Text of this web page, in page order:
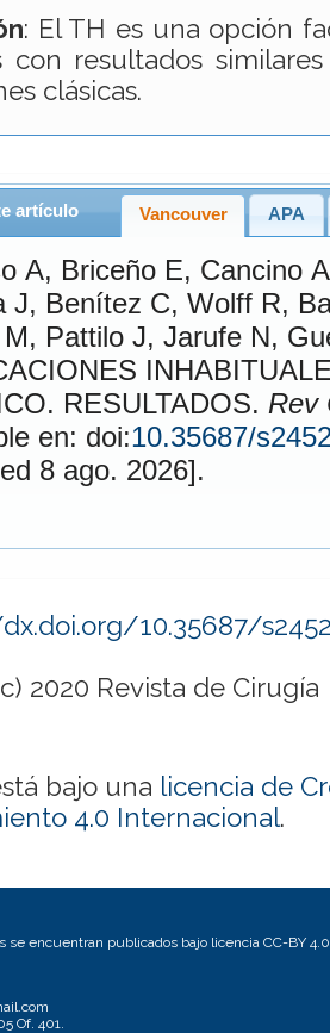
: El TH es una opción
con resultados
clásicas.
artículo Vancouver APA
A, BriceñoE, Cancino
J, Benítez C, WolffR,
PattiloJ, JarufeN,
RESULTADOS. Rev
en: doi:10.35687/
[Accessed 8 ago. 2026].
10.35687/
2020 Revista de Cirugía
bajo una licencia de
4.0 Internacional.
se encuentran publicados bajo licencia CC-BY 4.0
Of. 401.